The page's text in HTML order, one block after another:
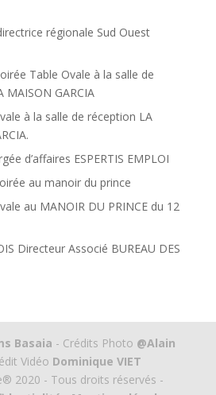
régionale Sud Ouest
Table Ovale à la salle de
MAISON GARCIA
à la salle de réception LA
d’affaires ESPERTIS EMPLOI
au manoir du prince
au MANOIR DU PRINCE du 12
Directeur Associé BUREAU DES
Basaia - Crédits Photo @Alain
Vidéo Dominique VIET
2020 - Tous droits réservés -